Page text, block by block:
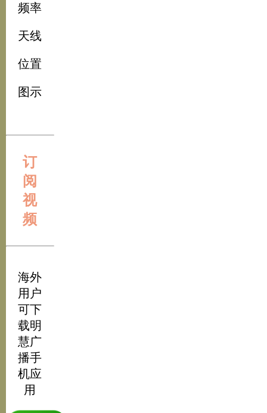
频率
天线
位置
图示
订
阅
视
频
海外
用户
可下
载明
慧广
播手
机应
用